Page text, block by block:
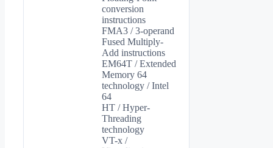
conversion
instructions
FMA3 / 3-operand
Fused Multiply-
Add instructions
EM64T / Extended
Memory 64
technology / Intel
64
HT / Hyper-
Threading
technology
VT-x /